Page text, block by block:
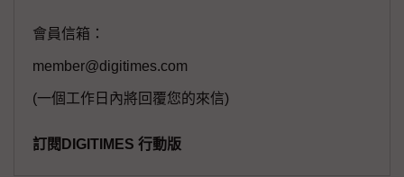
會員信箱：
member@digitimes.com
(一個工作日內將回覆您的來信)
訂閱DIGITIMES 行動版